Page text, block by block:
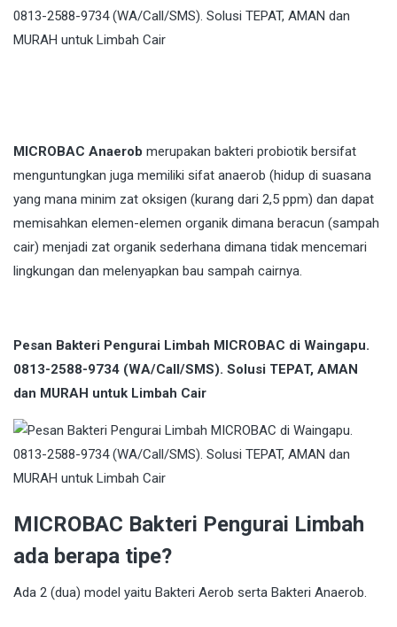
MICROBAC Anaerob merupakan bakteri probiotik bersifat
menguntungkan juga memiliki sifat anaerob (hidup di suasana
yang mana minim zat oksigen (kurang dari 2,5 ppm) dan dapat
memisahkan elemen-elemen organik dimana beracun (sampah
cair) menjadi zat organik sederhana dimana tidak mencemari
lingkungan dan melenyapkan bau sampah cairnya.
Pesan Bakteri Pengurai Limbah MICROBAC di Waingapu.
0813-2588-9734 (WA/Call/SMS). Solusi TEPAT, AMAN
dan MURAH untuk Limbah Cair
MICROBAC Bakteri Pengurai Limbah
ada berapa tipe?
Ada 2 (dua) model yaitu Bakteri Aerob serta Bakteri Anaerob.